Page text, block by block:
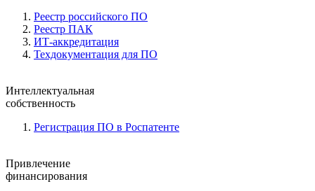
Реестр российского ПО
Реестр ПАК
ИТ-аккредитация
Техдокументация для ПО
Интеллектуальная
собственность
Регистрация ПО в Роспатенте
Привлечение
финансирования